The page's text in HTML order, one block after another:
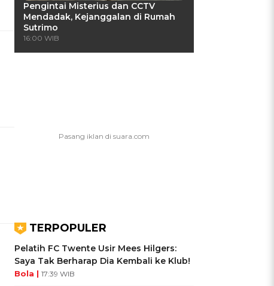
Pengintai Misterius dan CCTV
Mendadak, Kejanggalan di Rumah
Sutrimo
16:00 WIB
TERPOPULER
Pelatih FC Twente Usir Mees Hilgers:
Saya Tak Berharap Dia Kembali ke Klub!
Bola | 17:39 WIB